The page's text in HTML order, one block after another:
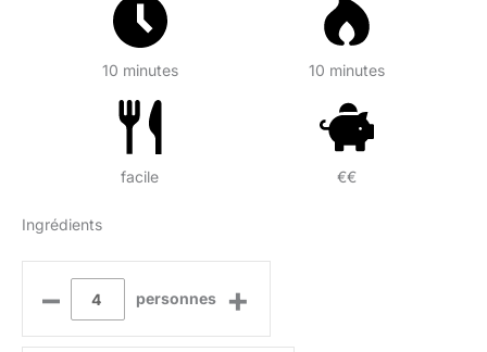
10 minutes 10 minutes
facile €€
Ingrédients
– personnes +